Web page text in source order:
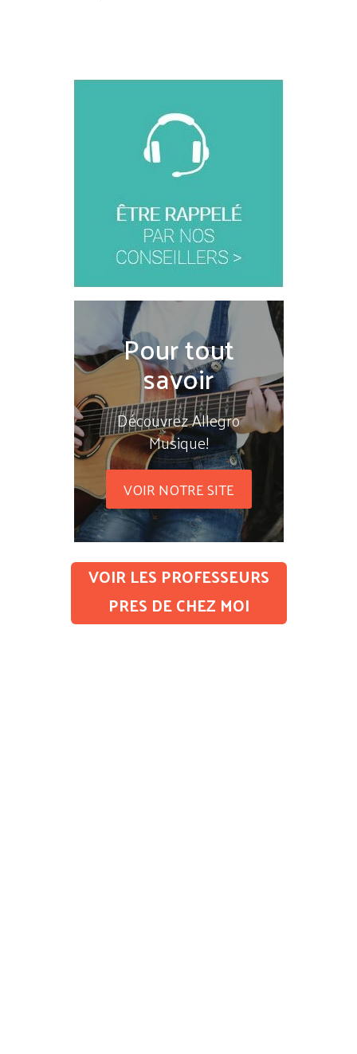
Pour tout
savoir
Découvrez Allegro
Musique!
VOIR NOTRE SITE
VOIR LES PROFESSEURS
PRES DE CHEZ MOI